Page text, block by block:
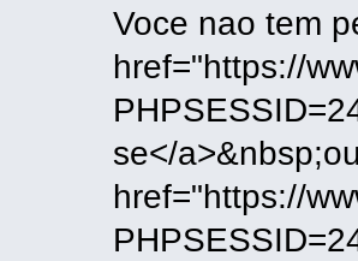
Voce nao tem
href="https://
se</
href="https://